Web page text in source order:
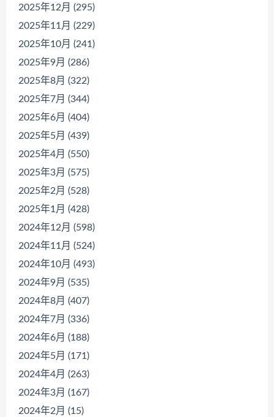
2025年12月 (295)
2025年11月 (229)
2025年10月 (241)
2025年9月 (286)
2025年8月 (322)
2025年7月 (344)
2025年6月 (404)
2025年5月 (439)
2025年4月 (550)
2025年3月 (575)
2025年2月 (528)
2025年1月 (428)
2024年12月 (598)
2024年11月 (524)
2024年10月 (493)
2024年9月 (535)
2024年8月 (407)
2024年7月 (336)
2024年6月 (188)
2024年5月 (171)
2024年4月 (263)
2024年3月 (167)
2024年2月 (15)